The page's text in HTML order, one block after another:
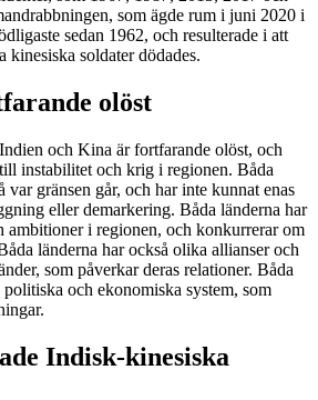
som ägde rum i juni 2020 i
sedan 1962, och resulterade i att
soldater dödades.
olöst
och Kina är fortfarande olöst, och
instabilitet och krig i regionen. Båda
var gränsen går, och har inte kunnat enas
eller demarkering. Båda länderna har
ambitioner i regionen, och konkurrerar om
länderna har också olika allianser och
som påverkar deras relationer. Båda
och ekonomiska system, som
Indisk-kinesiska